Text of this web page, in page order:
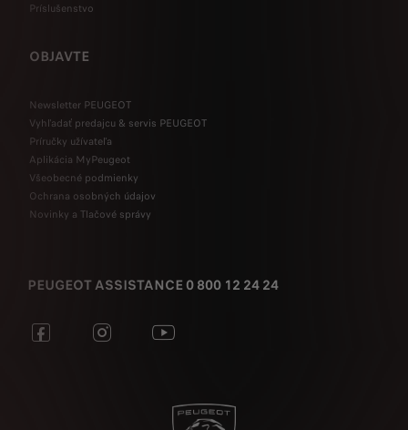
Príslušenstvo
OBJAVTE
Newsletter PEUGEOT
Vyhľadať predajcu & servis PEUGEOT
Príručky užívateľa
Aplikácia MyPeugeot
Všeobecné podmienky
Ochrana osobných údajov
Novinky a Tlačové správy
PEUGEOT ASSISTANCE 0 800 12 24 24